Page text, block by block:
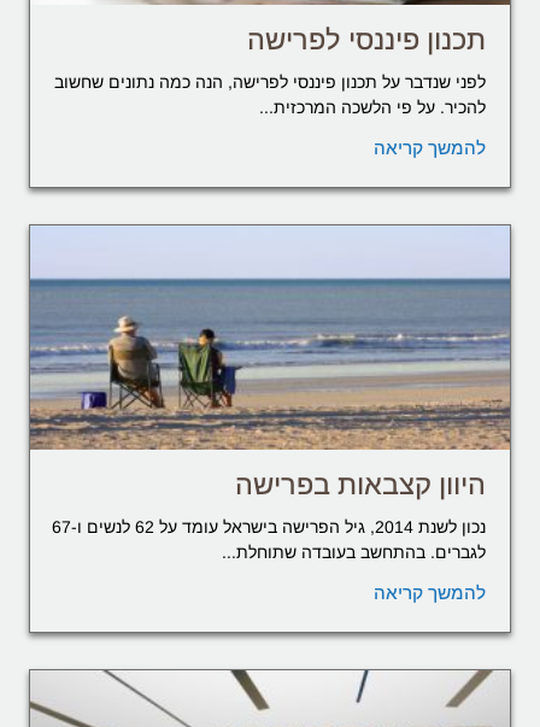
תכנון פיננסי לפרישה
לפני שנדבר על תכנון פיננסי לפרישה, הנה כמה נתונים שחשוב
להכיר. על פי הלשכה המרכזית...
להמשך קריאה
היוון קצבאות בפרישה
נכון לשנת 2014, גיל הפרישה בישראל עומד על 62 לנשים ו-67
לגברים. בהתחשב בעובדה שתוחלת...
להמשך קריאה